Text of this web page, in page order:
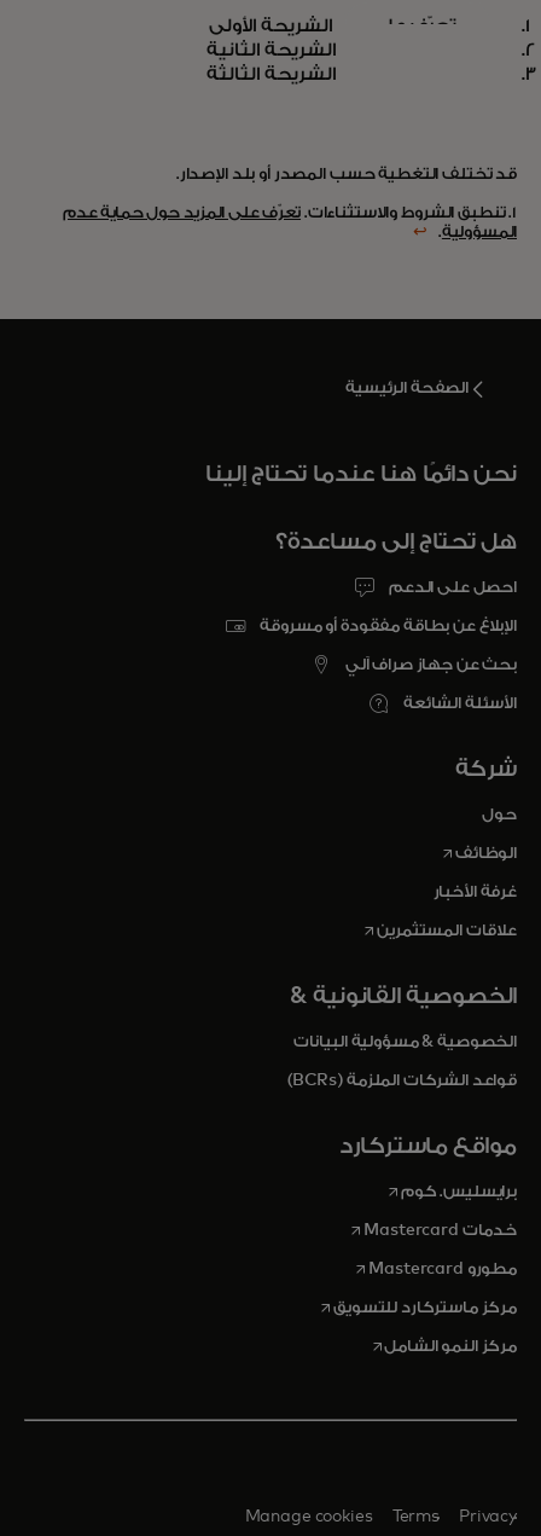
كيف نستخدم إمكانيات الذكاء
الاصطناعي لمكافحة عمليات
الاحتيال في المدفوعات
تعرّف على
opens in a new tab
الشريحة الأولى
الشريحة الثانية
الشريحة الثالثة
قد تختلف التغطية حسب المصدر أو بلد الإصدار.
1. تنطبق الشروط والاستثناءات.
تعرّف على المزيد حول حماية عدم
المسؤولية.
↩
الصفحة الرئيسية
نحن دائمًا هنا عندما تحتاج إلينا
هل تحتاج إلى مساعدة؟
احصل على الدعم
الإبلاغ عن بطاقة مفقودة أو مسروقة
بحث عن جهاز صراف آلي
الأسئلة الشائعة
شركة
حول
الوظائفopens in a new tab
غرفة الأخبار
علاقات المستثمرينopens in a new tab
الخصوصية القانونية &
الخصوصية & مسؤولية البيانات
قواعد الشركات الملزمة (BCRs)
مواقع ماستركارد
برايسليس. كومopens in a new tab
خدمات Mastercard opens in a new tab
مطورو Mastercard opens in a new tab
مركز ماستركارد للتسويقopens in a new tab
مركز النمو الشاملopens in a new tab
Privacy
Terms
Manage cookies